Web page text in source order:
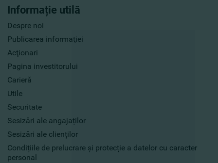
Informație utilă
Despre noi
Publicarea informaţiei
Acţionari
Pagina investitorului
Carieră
Utile
Securitate
Sesizări ale angajaților
Sesizări ale clienților
Condițiile de prelucrare și protecție a datelor cu caracter
personal